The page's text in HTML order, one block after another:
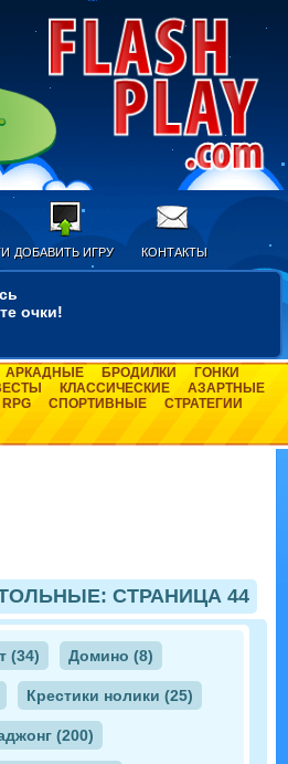
ДОБАВИТЬ ИГРУ КОНТАКТЫ
очки!
АРКАДНЫЕ БРОДИЛКИ
ГОНКИ
КЛАССИЧЕСКИЕ
АЗАРТНЫЕ
RPG СПОРТИВНЫЕ
СТРАТЕГИИ
СТРАНИЦА 44
(34) Домино (8)
Крестики нолики (25)
(200)